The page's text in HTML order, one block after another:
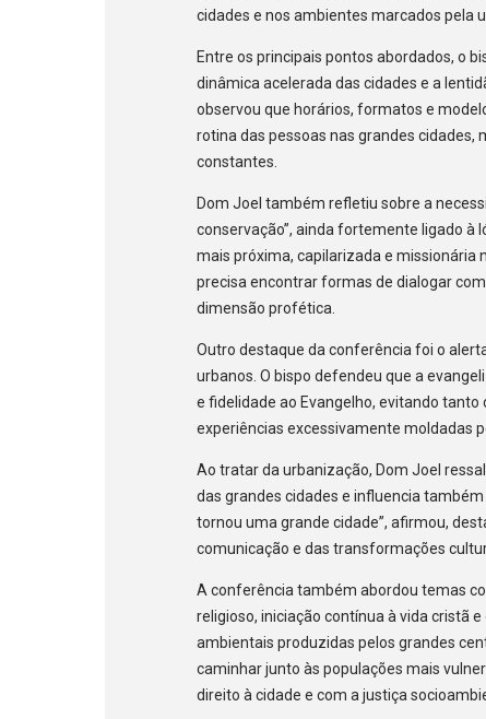
cidades e nos ambientes marcados pela
Entre os principais pontos abordados, o
dinâmica acelerada das cidades e a
observou que horários, formatos e
rotina das pessoas nas grandes cidades,
constantes.
Dom Joel também refletiu sobre a
conservação”, ainda fortemente ligado à
mais próxima, capilarizada e missionária
precisa encontrar formas de dialogar
dimensão profética.
Outro destaque da conferência foi o
urbanos. O bispo defendeu que a
e fidelidade ao Evangelho, evitando
experiências excessivamente moldadas
Ao tratar da urbanização, Dom Joel
das grandes cidades e influencia
tornou uma grande cidade”, afirmou,
comunicação e das transformações
A conferência também abordou temas
religioso, iniciação contínua à vida cristã
ambientais produzidas pelos grandes
caminhar junto às populações mais
direito à cidade e com a justiça